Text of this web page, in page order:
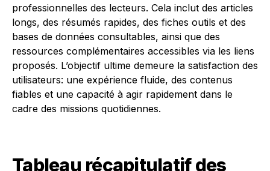
professionnelles des lecteurs. Cela inclut des articles
longs, des résumés rapides, des fiches outils et des
bases de données consultables, ainsi que des
ressources complémentaires accessibles via les liens
proposés. L’objectif ultime demeure la satisfaction des
utilisateurs: une expérience fluide, des contenus
fiables et une capacité à agir rapidement dans le
cadre des missions quotidiennes.
Tableau récapitulatif des